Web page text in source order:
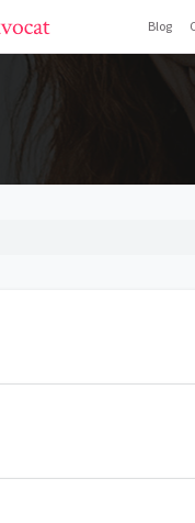
Blog